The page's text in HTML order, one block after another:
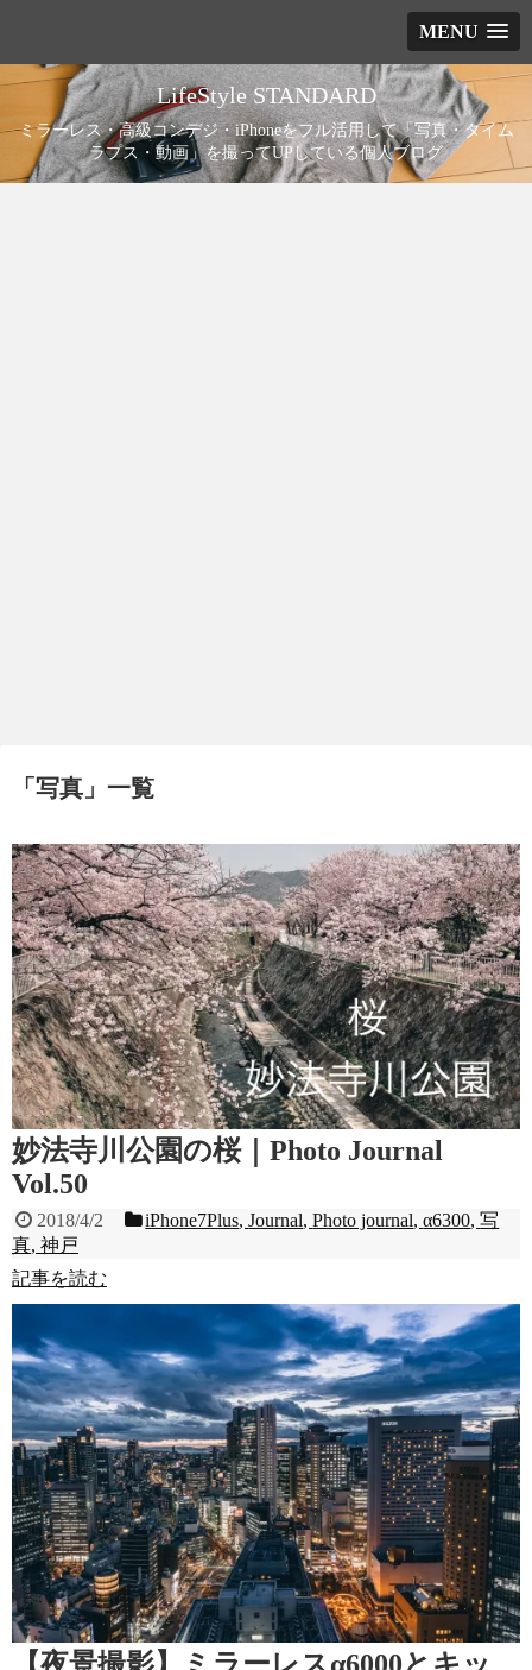
MENU
LifeStyle STANDARD
ミラーレス・高級コンデジ・iPhoneをフル活用して「写真・タイム
ラプス・動画」を撮ってUPしている個人ブログ
「 写真 」 一覧
妙法寺川公園の桜｜Photo Journal
Vol.50
2018/4/2 iPhone7Plus,Journal,Photo journal,α6300,写
真, 神戸
記事を読む